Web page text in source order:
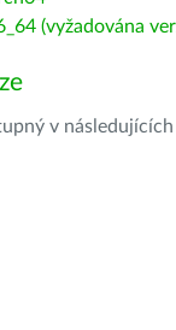
(vyžadována
v následujících